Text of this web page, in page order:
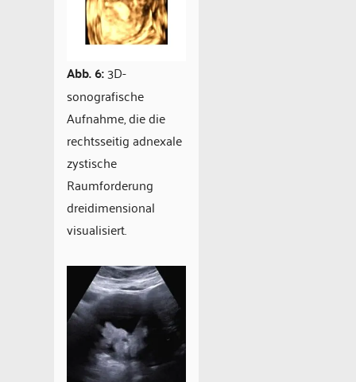
Abb. 6:3D-
sonografische
Aufnahme, die die
rechtsseitig adnexale
zystische
Raumforderung
dreidimensional
visualisiert.